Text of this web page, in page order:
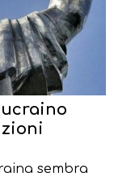
sembra